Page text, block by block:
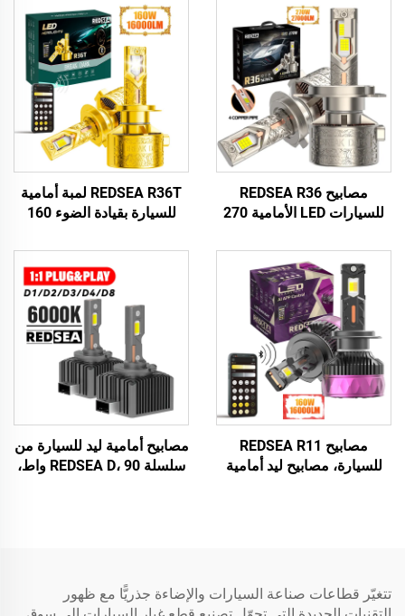
مصابيح REDSEA R36
للسيارات LED الأمامية 270
REDSEA R36T لمبة أمامية
للسيارة بقيادة الضوء 160
مصابيح REDSEA R11
للسيارة، مصابيح ليد أمامية
مصابيح أمامية ليد للسيارة من
سلسلة REDSEA D، 90 واط،
تتغيّر قطاعات صناعة السيارات والإضاءة جذريًّا مع ظهور